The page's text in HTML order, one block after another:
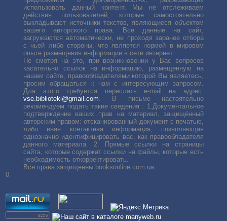
использовать данный контент. Мы не отслеживаем
действия пользователей, которые самостоятельно
выкладывают источники текстов, являющиеся объектом
вашего авторского права. Все данные на сайт,
загружаются автоматически, не проходя заранее отбора
с чьей либо стороны, что является нормой в мировом
опыте размещения информации в сети интернет.
Не смотря на это, при возникновении у Вас вопросов
касательно ссылок на информацию, размещенную на
нашем сайте, правообладателями которой Вы являетесь,
просим обращаться к нам с интересующим запросом.
Для этого требуется переслать е-mail на адрес:
vse.biblioteki@gmail.com. В письме настоятельно
рекомендуем подать такие сведения : 1.Документальное
подтверждение ваших прав на материал, защищённый
авторским правом: отсканированный документ с печатью,
либо иная контактная информация, позволяющая
однозначно идентифицировать вас, как правообладателя
данного материала. 2. Прямые ссылки на страницы
сайта, которые содержат ссылки на файлы, которые есть
необходимость откорректировать.
Все права защищенны booksonline.com.ua
0